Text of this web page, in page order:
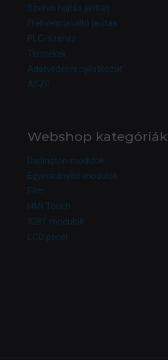
Szervo hajtás javítás
Frekvenciaváltó javítás
PLC-szerviz
Termékek
Adatvédelmi nyilatkozat
ÁSZF
Webshop kategóriák
Darlington modulok
Egyenirányító modulok
Film
HMI Touch
IGBT modulok
LCD panel